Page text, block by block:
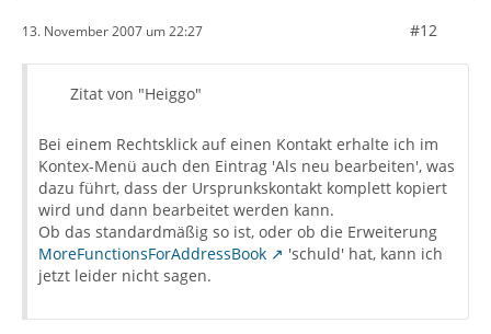
13. November 2007 um 22:27 #12
Zitat von "Heiggo"
Bei einem Rechtsklick auf einen Kontakt erhalte ich im
Kontex-Menü auch den Eintrag 'Als neu bearbeiten', was
dazu führt, dass der Ursprunkskontakt komplett kopiert
wird und dann bearbeitet werden kann.
Ob das standardmäßig so ist, oder ob die Erweiterung
MoreFunctionsForAddressBook
'schuld' hat, kann ich
jetzt leider nicht sagen.